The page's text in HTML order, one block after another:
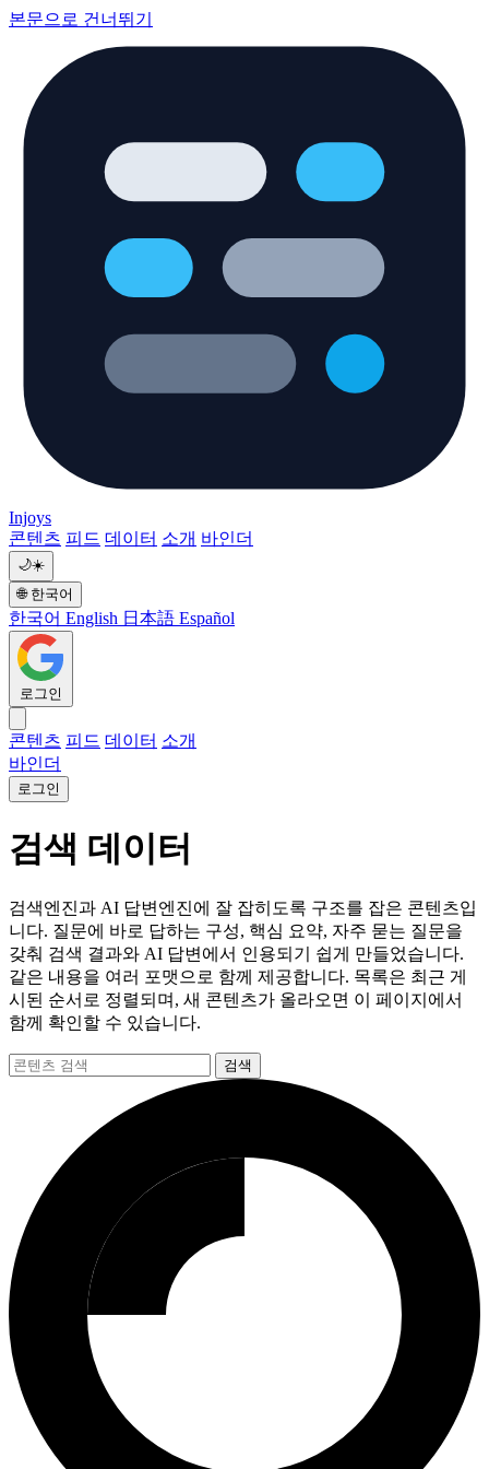
본문으로 건너뛰기
Injoys
콘텐츠 피드 데이터 소개 바인더
🌙☀️
🌐 한국어
한국어 English 日本語 Español
로그인
콘텐츠 피드 데이터 소개
바인더
로그인
검색 데이터
검색엔진과 AI 답변엔진에 잘 잡히도록 구조를 잡은 콘텐츠입
니다. 질문에 바로 답하는 구성, 핵심 요약, 자주 묻는 질문을
갖춰 검색 결과와 AI 답변에서 인용되기 쉽게 만들었습니다.
같은 내용을 여러 포맷으로 함께 제공합니다. 목록은 최근 게
시된 순서로 정렬되며, 새 콘텐츠가 올라오면 이 페이지에서
함께 확인할 수 있습니다.